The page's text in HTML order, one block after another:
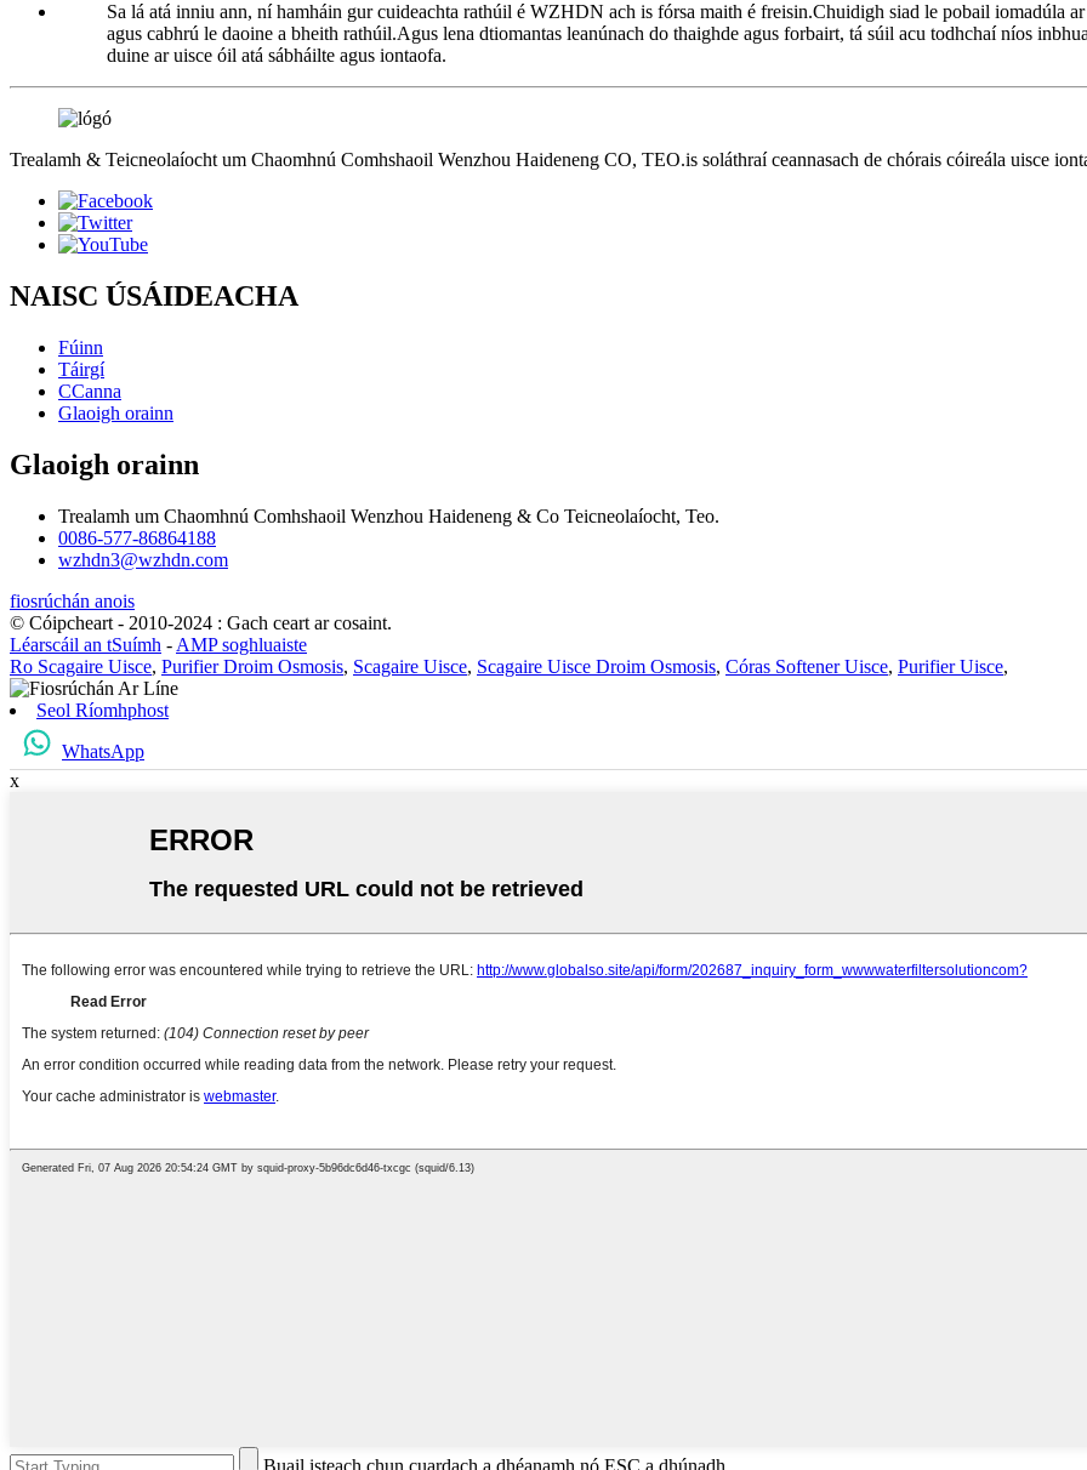
Sa lá atá inniu ann, ní hamháin gur cuideachta rathúil é WZHDN ach is fórsa maith é freisin.Chuidigh siad le pobail iomadúla
agus cabhrú le daoine a bheith rathúil.Agus lena dtiomantas leanúnach do thaighde agus forbairt, tá súil acu todhchaí níos
duine ar uisce óil atá sábháilte agus iontaofa.
Trealamh & Teicneolaíocht um Chaomhnú Comhshaoil ​​Wenzhou Haideneng CO, TEO.is soláthraí ceannasach de chórais cóireála uisce
NAISC ÚSÁIDEACHA
Fúinn
Táirgí
CCanna
Glaoigh orainn
Glaoigh orainn
Trealamh um Chaomhnú Comhshaoil ​​Wenzhou Haideneng & Co Teicneolaíocht, Teo.
0086-577-86864188
wzhdn3@wzhdn.com
fiosrúchán anois
© Cóipcheart - 2010-2024 : Gach ceart ar cosaint.
Léarscáil an tSuímh - AMP soghluaiste
Ro Scagaire Uisce, Purifier Droim Osmosis, Scagaire Uisce, Scagaire Uisce Droim Osmosis, Córas Softener Uisce, Purifier Uisce,
Seol Ríomhphost
WhatsApp
x
Buail isteach chun cuardach a dhéanamh nó ESC a dhúnadh